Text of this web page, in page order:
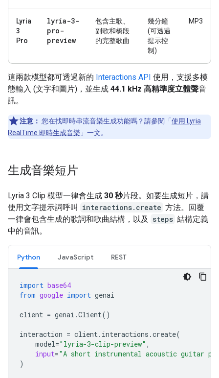
Lyria
3
Pro
lyria-3-
pro-
preview
包含主歌、
副歌和橋段
的完整歌曲
幾分鐘
(可透過
提示控
制)
MP3
這兩款模型都可透過新的 Interactions API 使用，支援多模
態輸入 (文字和圖片)，並生成 44.1 kHz 高精準度立體聲音
訊。
注意： 您在找即時串流音樂生成功能嗎？請參閱「 使用 Lyria
RealTime 即時生成音樂 」一文。
生成音樂短片
Lyria 3 Clip 模型一律會生成 30 秒片段。如要生成短片，請
使用文字提示詞呼叫
interactions.create 方法。回覆
一律會包含生成的歌詞和歌曲結構，以及
steps 結構定義
中的音訊。
Python JavaScript REST
import base64
from google import genai
client = genai .Client()
interaction = client. interactions .create(
model="lyria-3-clip-preview" ,
input="A short instrumental acoustic guitar
)